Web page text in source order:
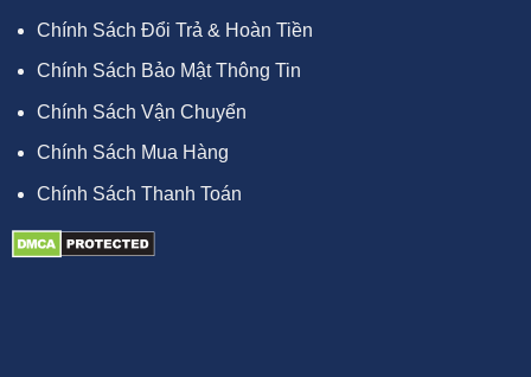
Chính Sách Đổi Trả & Hoàn Tiền
Chính Sách Bảo Mật Thông Tin
Chính Sách Vận Chuyển
Chính Sách Mua Hàng
Chính Sách Thanh Toán